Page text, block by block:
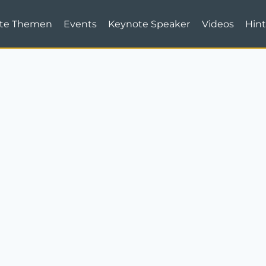
Themen Events Keynote Speaker Videos